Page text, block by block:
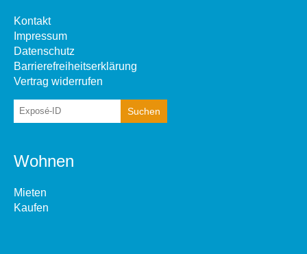
Kontakt
Impressum
Datenschutz
Barrierefreiheitserklärung
Vertrag widerrufen
Wohnen
Mieten
Kaufen